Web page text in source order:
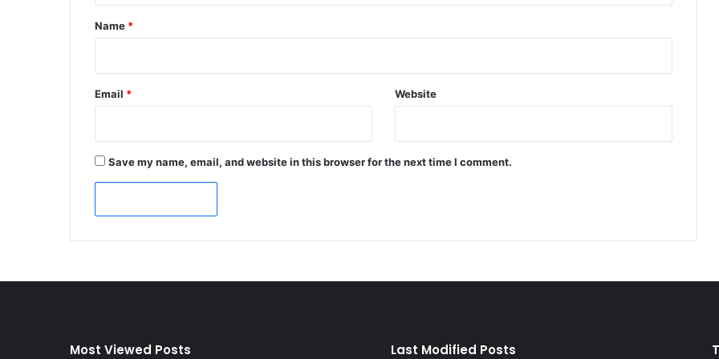
*
Name *
Email * Website
Save my name, email, and website in this browser for the next time I comment.
Most Viewed Posts Last Modified Posts